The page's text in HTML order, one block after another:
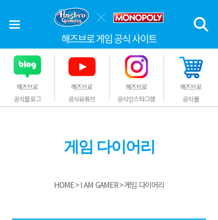
해즈브로 게임 공식 사이트
해즈브로
공식블로그
해즈브로
공식유튜브
해즈브로
공식인스타그램
해즈브로
공식몰
게임 다이어리
HOME I AM GAMER 게임 다이어리